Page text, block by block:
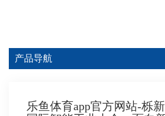
产品导航
乐鱼体育app官方网站-栎